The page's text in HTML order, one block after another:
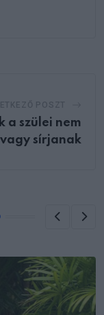
a szülei nem
sírjanak